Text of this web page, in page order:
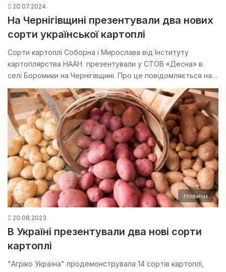
20.07.2024
На Чернігівщині презентували два нових
сорти української картоплі
Сорти картоплі Соборна і Мирослава від Інституту
картоплярства НААН презентували у СТОВ «Десна» в
селі Боромики на Чернігівщині. Про це повідомляється на…
Новини
20.08.2023
В Україні презентували два нові сорти
картоплі
"Агріко Україна" продемонструвала 14 сортів картоплі,